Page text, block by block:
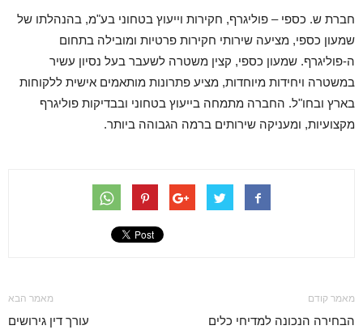
חברת ש. כספי – פוליגרף, חקירות וייעוץ בטחוני בע"מ, בהנהלתו של
שמעון כספי, מציעה שירותי חקירות פרטיות ומובילה בתחום
ה-פוליגרף. שמעון כספי, קצין משטרה לשעבר בעל נסיון עשיר
במשטרה ויחידות מיוחדות, מציע פתרונות מותאמים אישית ללקוחות
בארץ ובחו"ל. החברה מתמחה בייעוץ בטחוני ובבדיקות פוליגרף
מקצועיות, ומעניקה שירותים ברמה הגבוהה ביותר.
מאמר קודם
הבחירה הנכונה למדיחי כלים
מאמר הבא
עורך דין גירושים